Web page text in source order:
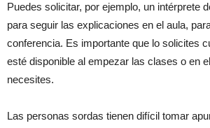
Puedes solicitar, por ejemplo, un intérprete
para seguir las explicaciones en el aula,
conferencia. Es importante que lo solicites
esté disponible al empezar las clases o en
necesites.
Las personas sordas tienen difícil tomar